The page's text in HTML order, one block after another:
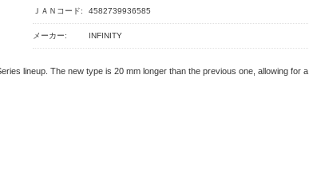
ＪＡＮコード: 4582739936585
メーカー: INFINITY
lineup. The new type is 20 mm longer than the previous one, allowing for a